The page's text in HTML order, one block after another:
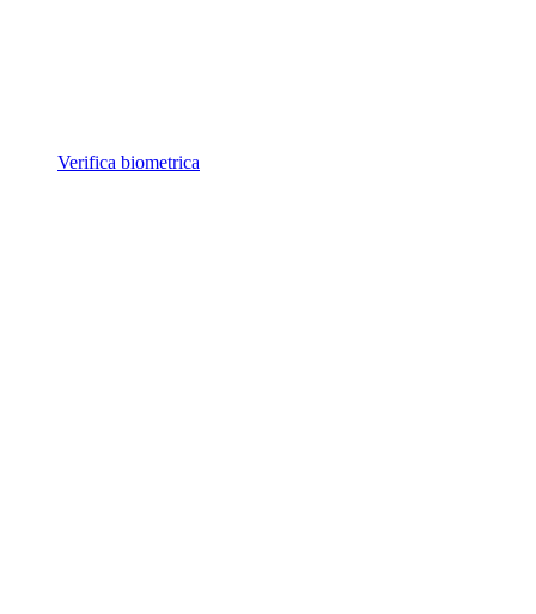
Verifica biometrica